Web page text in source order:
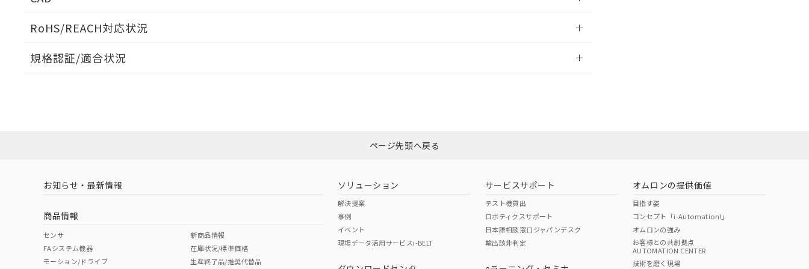
l: 30mm以上、φd: 90mm以上、D: 30mm以上、m: 70mm以上、n: 90mm以上
RoHS/REACH対応状況
EU RoHS 注意事項・凡例
ダウンロードはこちら
中国 RoHS 注意事項・凡例
中国 RoHS表
Pb Hg Cr(VI)
規格認証/適合状況
（イギリス
（ノルウェー
（日本
（アメリカ
ページ先頭へ戻る
お知らせ・最新情報
商品情報
センサ
FAシステム機器
モーション/ドライブ
新商品情報
在庫状況/標準価格
生産終了品/推奨代替品
ソリューション
解決提案
事例
イベント
現場データ活用サービスi-BELT
サービスサポート
テスト機貸出
ロボティクスサポート
日本語相談窓口ジャパンデスク
輸出該非判定
オムロンの提供価値
目指す姿
コンセプト「i-Automation!」
オムロンの強み
お客様との共創拠点
AUTOMATION CENTER
技術を磨く現場